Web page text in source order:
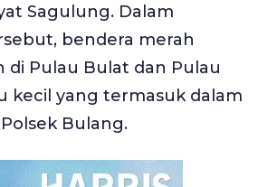
Sagulung. Dalam
bendera merah
di Pulau Bulat dan Pulau
kecil yang termasuk dalam
Bulang.